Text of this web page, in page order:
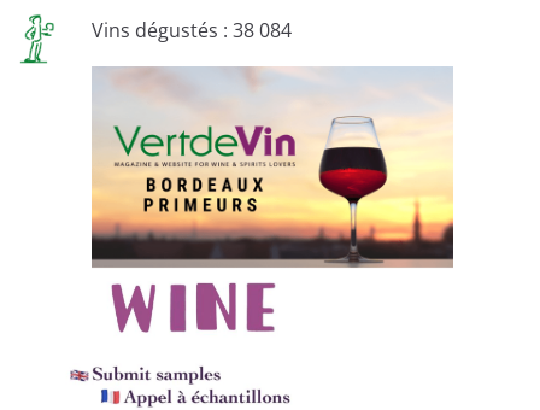
Vins dégustés : 38 084